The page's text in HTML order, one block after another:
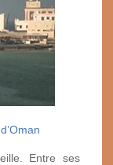
Entre ses